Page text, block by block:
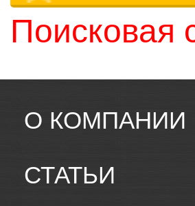
Поисковая
О КОМПАНИИ
СТАТЬИ